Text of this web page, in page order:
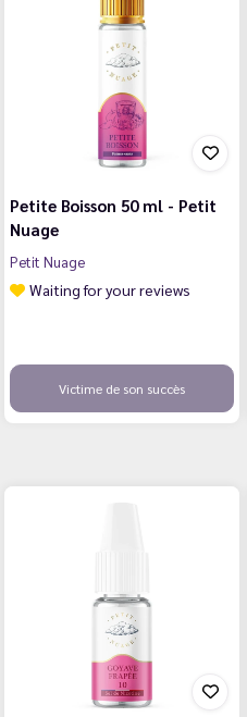
Petite Boisson 50 ml - Petit
Nuage
Petit Nuage
Waiting for your reviews
Victime de son succès